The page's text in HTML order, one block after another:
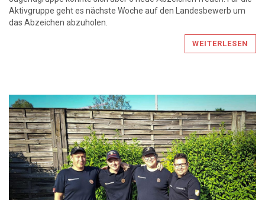
Aktivgruppe geht es nächste Woche auf den Landesbewerb um
das Abzeichen abzuholen.
WEITERLESEN